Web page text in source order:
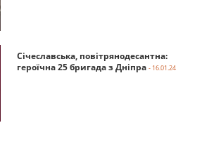
Січеславська, повітрянодесантна:
героїчна 25 бригада з Дніпра - 16.01.24